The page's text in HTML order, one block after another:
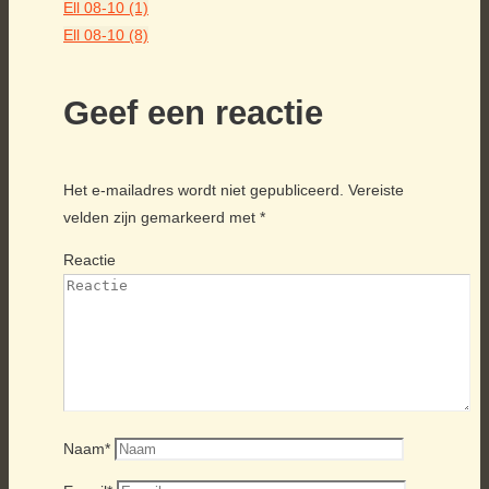
Ell 08-10 (1)
Ell 08-10 (8)
Geef een reactie
Het e-mailadres wordt niet gepubliceerd. Vereiste
velden zijn gemarkeerd met *
Reactie
Naam*